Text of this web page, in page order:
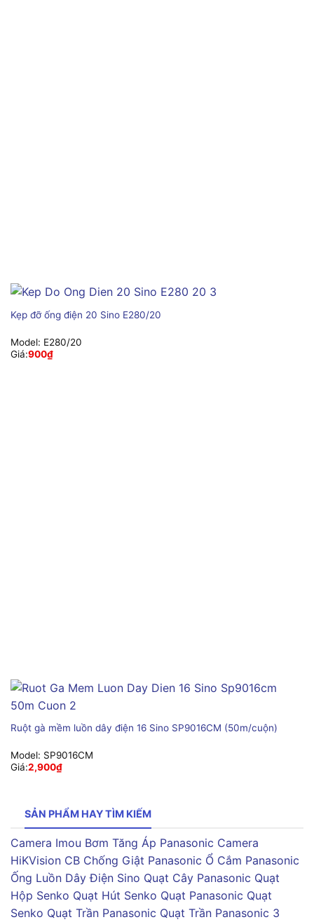
Kẹp đỡ ống điện 20 Sino E280/20
Model: E280/20
Giá:900₫
Ruột gà mềm luồn dây điện 16 Sino SP9016CM (50m/cuộn)
Model: SP9016CM
Giá:2,900₫
SẢN PHẨM HAY TÌM KIẾM
Camera Imou Bơm Tăng Áp Panasonic Camera
HiKVision CB Chống Giật Panasonic Ổ Cắm Panasonic
Ống Luồn Dây Điện Sino Quạt Cây Panasonic Quạt
Hộp Senko Quạt Hút Senko Quạt Panasonic Quạt
Senko Quạt Trần Panasonic Quạt Trần Panasonic 3